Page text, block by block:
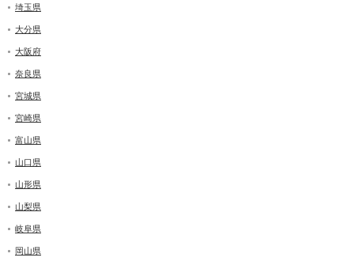
埼玉県
大分県
大阪府
奈良県
宮城県
宮崎県
富山県
山口県
山形県
山梨県
岐阜県
岡山県